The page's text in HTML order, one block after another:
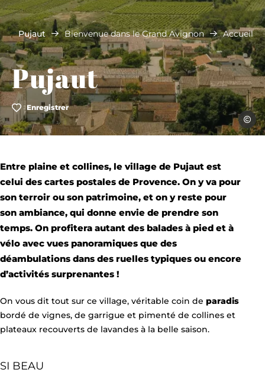
jhern
Accueil
Bienvenue dans le Grand Avignon
Pujaut
Pujaut
Enregistrer
Entre plaine et collines, le village de Pujaut est
celui des cartes postales de Provence. On y va pour
son terroir ou son patrimoine, et on y reste pour
son ambiance, qui donne envie de prendre son
temps. On profitera autant des balades à pied et à
vélo avec vues panoramiques que des
déambulations dans des ruelles typiques ou encore
d’activités surprenantes !
On vous dit tout sur ce village, véritable coin de paradis
bordé de vignes, de garrigue et pimenté de collines et
plateaux recouverts de lavandes à la belle saison.
SI BEAU